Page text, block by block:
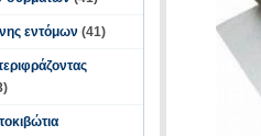
εντόμων (41)